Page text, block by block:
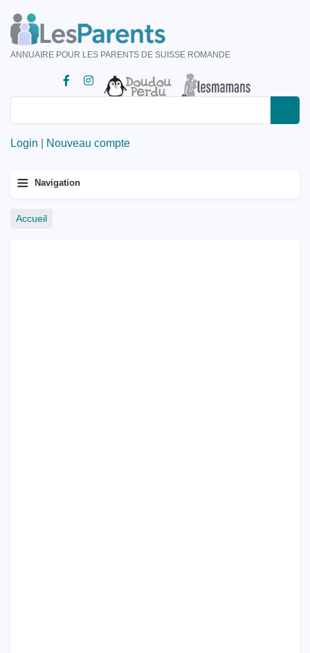
au
contenu
principal
ANNUAIRE POUR LES PARENTS DE SUISSE ROMANDE
Login Nouveau compte
Menu
≡ Navigation
Fil
Accueil